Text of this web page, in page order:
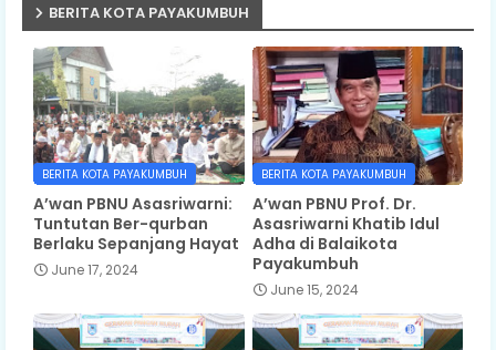
BERITA KOTA PAYAKUMBUH
BERITA KOTA PAYAKUMBUH
A’wan PBNU Asasriwarni:
Tuntutan Ber-qurban
Berlaku Sepanjang Hayat
June 17, 2024
BERITA KOTA PAYAKUMBUH
A’wan PBNU Prof. Dr.
Asasriwarni Khatib Idul
Adha di Balaikota
Payakumbuh
June 15, 2024